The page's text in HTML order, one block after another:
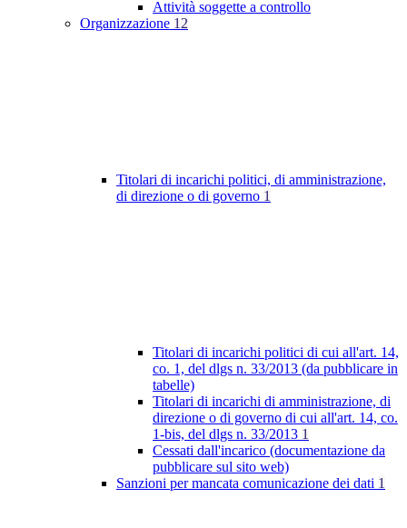
Attività soggette a controllo
Organizzazione 12
Titolari di incarichi politici, di amministrazione,
di direzione o di governo 1
Titolari di incarichi politici di cui all'art. 14,
co. 1, del dlgs n. 33/2013 (da pubblicare in
tabelle)
Titolari di incarichi di amministrazione, di
direzione o di governo di cui all'art. 14, co.
1-bis, del dlgs n. 33/2013 1
Cessati dall'incarico (documentazione da
pubblicare sul sito web)
Sanzioni per mancata comunicazione dei dati 1